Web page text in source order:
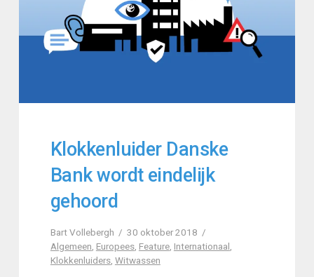
Klokkenluider Danske
Bank wordt eindelijk
gehoord
Bart Vollebergh
30 oktober 2018
Algemeen Europees, Feature, Internationaal
Klokkenluiders, Witwassen